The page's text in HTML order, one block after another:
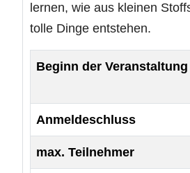
lernen, wie aus kleinen
tolle Dinge entstehen.
Beginn der Veranstaltung
Anmeldeschluss
max. Teilnehmer